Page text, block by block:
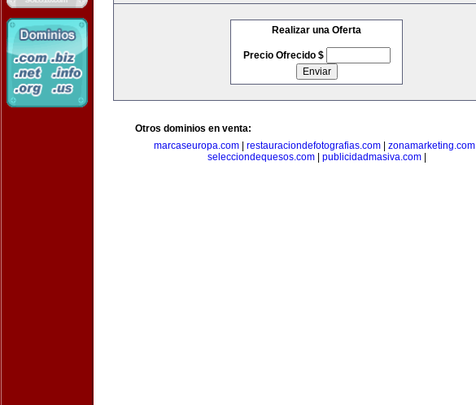
Realizar una Oferta
Precio Ofrecido $
Otros dominios en venta:
marcaseuropa.com| restauraciondefotografias.com| zonamarketing.com|
selecciondequesos.com| publicidadmasiva.com|